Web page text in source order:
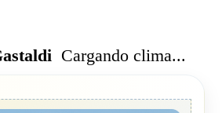
Cargando clima...